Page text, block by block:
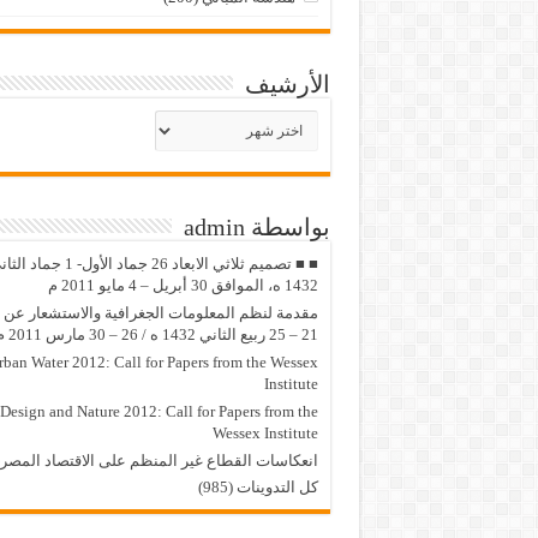
الأرشيف
بواسطة admin
■ ■ تصميم ثلاثي الابعاد 26 جماد الأول- 1
1432 ه، الموافق 30 أبريل – 4 مايو 2011 م
مقدمة لنظم المعلومات الجغرافية والاستشعار عن
21 – 25 ربيع الثاني 1432 ه / 26 – 30 مارس 2011 م
Water 2012: Call for Papers from the Wessex
Institute
Design and Nature 2012: Call for Papers from the
Wessex Institute‏
انعكاسات القطاع غير المنظم على الاقتصاد
كل التدوينات (985)